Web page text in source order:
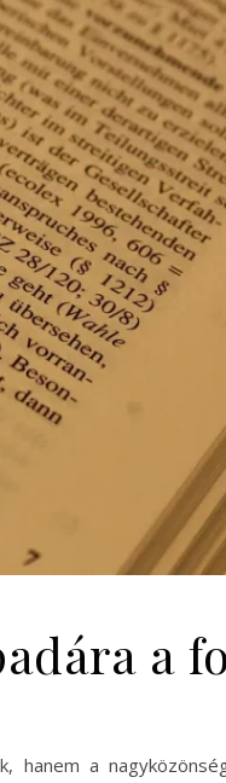
a
hanem a